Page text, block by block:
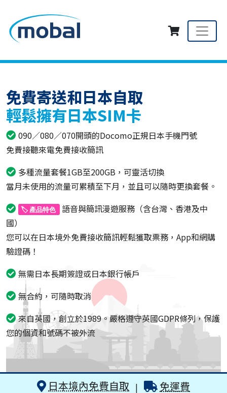
免費寄送和日本自取
輕鬆擁有日本SIM卡
090／080／070開頭的Docomo正規日本手機門號
免費接聽來電免費接收簡訊
多種流量套餐1GB至200GB，可靈活切換
當月未使用的流量可累積至下月，並且可以隨時更換套餐。
🏷️ 產品特色
語音與簡訊漫遊服務（含台灣、香港及中
國）
您可以在日本境外免費接收簡訊輕鬆獲取票務，App和網購
驗證碼！
無需日本長期簽證或日本銀行帳戶
無合約，可隨時取消
來自英國，創立於1989。嚴格遵守英國GDPR條列，保護
您的個資和號碼不被外流
日本境內免費自取 | 免運費